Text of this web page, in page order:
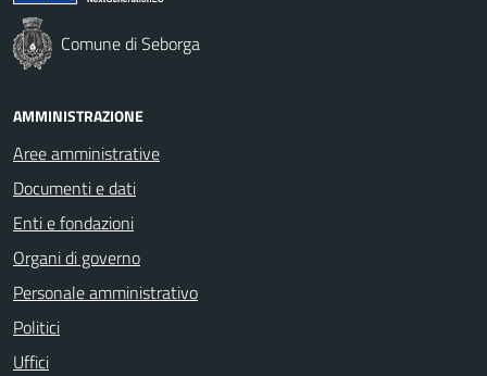
Comune di Seborga
AMMINISTRAZIONE
Aree amministrative
Documenti e dati
Enti e fondazioni
Organi di governo
Personale amministrativo
Politici
Uffici